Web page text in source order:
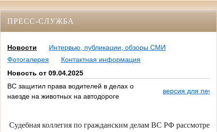
ПРЕСС-СЛУЖБА
Новости
Интервью, публикации, обзоры СМИ
Фотогалерея
Контактная информация
Новость от 09.04.2025
ВС защитил права водителей в делах о
наезде на животных на автодороге
версия для
Судебная коллегия по гражданским делам ВС РФ рассмотрела